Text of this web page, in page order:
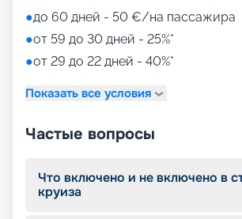
●до 60 дней - 50 €/на пассажира
●от 59 до 30 дней - 25%*
●от 29 до 22 дней - 40%*
Показать все условия
Частые вопросы
Что включено и не включено в
круиза